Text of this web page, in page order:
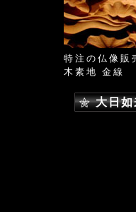
特注の仏像販
木素地 金線
大日